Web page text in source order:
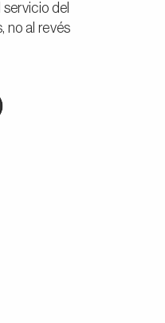
del
no al revés